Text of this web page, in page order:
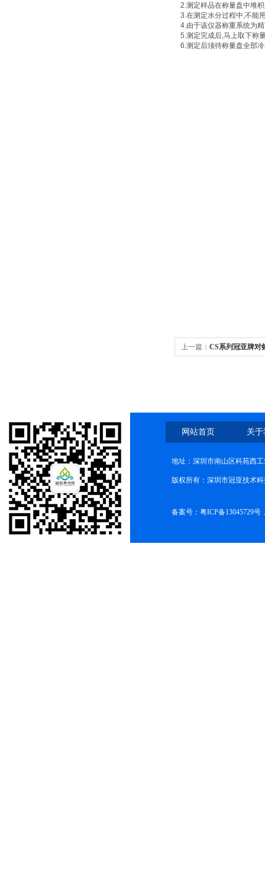
2.测定样品在称量盘中堆
3.在测定水分过程中,不能
4.由于该仪器称重系统为
5.测定完成后,马上取下称
6.测定后须待称量盘全部
上一篇： CS系列冠亚牌对
网站首页 关
地址：深圳市南山区科苑西
版权所有：深圳市冠亚技术
备案号： 粤ICP备13045729号